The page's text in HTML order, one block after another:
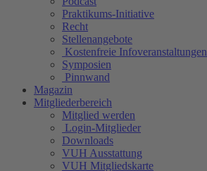
Praktikums-Initiative
Recht
Stellenangebote
Kostenfreie Infoveranstaltungen
Symposien
Pinnwand
Magazin
Mitgliederbereich
Mitglied werden
Login-Mitglieder
Downloads
VUH Ausstattung
VUH Mitgliedskarte